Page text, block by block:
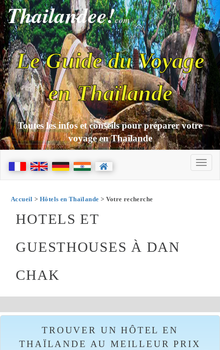
Thailandee!com
Le Guide du Voyage
en Thaïlande
Toutes les infos et conseils pour préparer votre
voyage en Thaïlande
Accueil > Hôtels en Thaïlande > Votre recherche
HOTELS ET
GUESTHOUSES À DAN
CHAK
TROUVER UN HÔTEL EN
THAÏLANDE AU MEILLEUR PRIX